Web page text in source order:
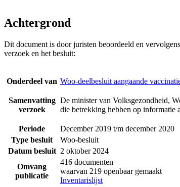
Achtergrond
Dit document is door juristen beoordeeld en
verzoek en het besluit:
Onderdeel van Woo-deelbesluit aangaande
Samenvatting
verzoek
De minister van Volksgezondheid,
die betrekking hebben op informatie
Periode
December 2019 t/m december 2020
Type besluit
Woo-besluit
Datum besluit 2 oktober 2024
Omvang
publicatie
416 documenten
waarvan 219 openbaar gemaakt
Inventarislijst